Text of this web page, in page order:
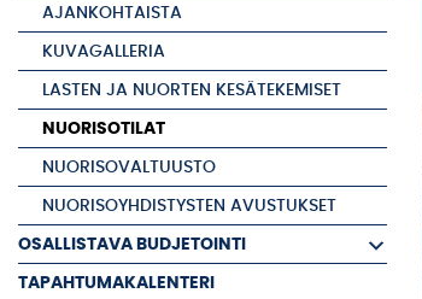
AJANKOHTAISTA
KUVAGALLERIA
LASTEN JA NUORTEN KESÄTEKEMISET
NUORISOTILAT
NUORISOVALTUUSTO
NUORISOYHDISTYSTEN AVUSTUKSET
OSALLISTAVA BUDJETOINTI
TAPAHTUMAKALENTERI